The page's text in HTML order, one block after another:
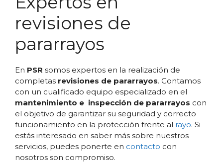
revisiones de
pararrayos
En PSR somos expertos en la realización de
completas revisiones de pararrayos. Contamos
con un cualificado equipo especializado en el
mantenimiento e inspección de pararrayos con
el objetivo de garantizar su seguridad y correcto
funcionamiento en la protección frente al rayo. Si
estás interesado en saber más sobre nuestros
servicios, puedes ponerte en contacto con
nosotros son compromiso.